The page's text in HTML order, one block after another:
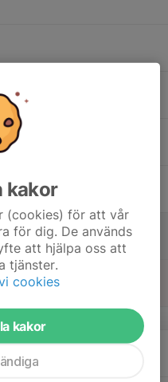
kakor
(cookies) för att vår
för dig. De används
att hjälpa oss att
tjänster.
cookies
kakor